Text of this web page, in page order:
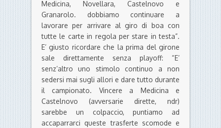
Medicina, Novellara, Castelnovo e
Granarolo. dobbiamo continuare a
lavorare per arrivare al giro di boa con
tutte le carte in regola per stare in testa”.
E’ giusto ricordare che la prima del girone
sale direttamente senza playoff: “E’
senz’altro uno stimolo continuo a non
sedersi mai sugli allori e dare tutto durante
il campionato. Vincere a Medicina e
Castelnovo (avversarie dirette, ndr)
sarebbe un colpaccio, puntiamo ad
accaparrarci queste trasferte scomode e